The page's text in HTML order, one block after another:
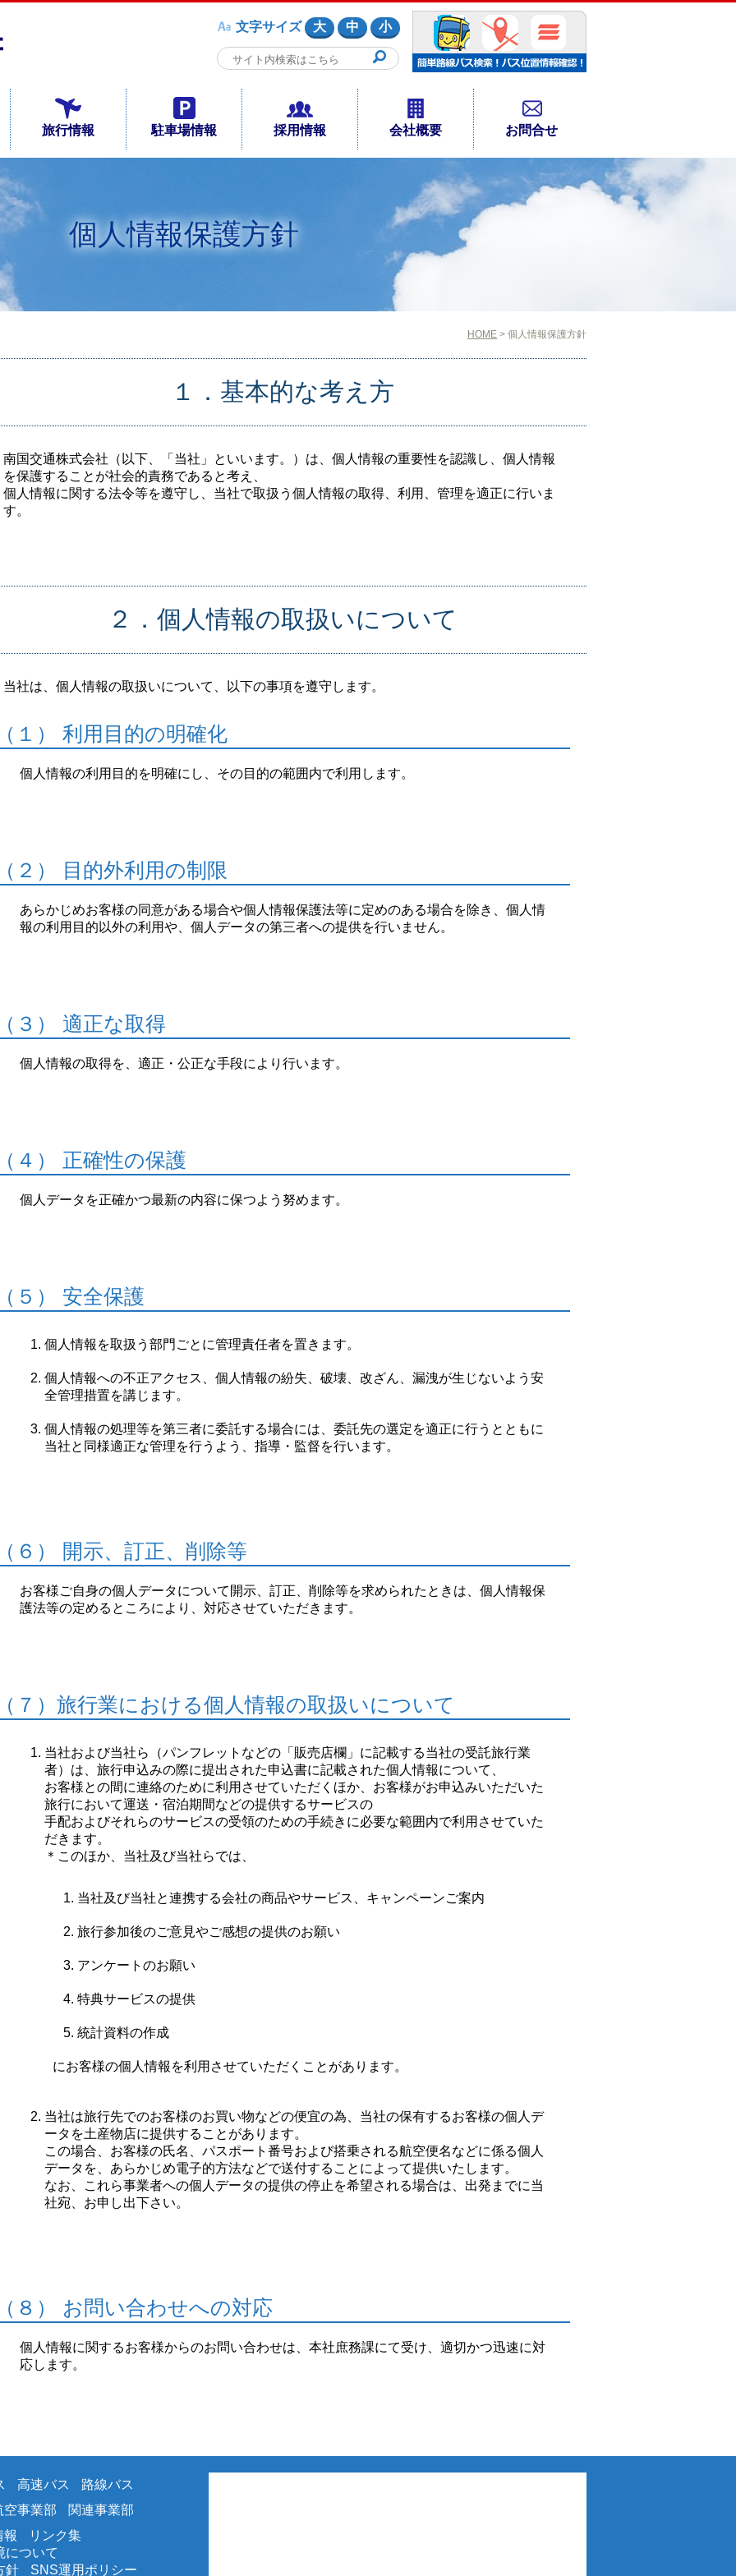
文字サイズ 大 中 小
旅行情報 駐車場情報 採用情報 会社概要 お問合せ
個人情報保護方針
HOME > 個人情報保護方針
１．基本的な考え方
南国交通株式会社（以下、「当社」といいます。）は、個人情報の重要性を認識し、個人情報
を保護することが社会的責務であると考え、
個人情報に関する法令等を遵守し、当社で取扱う個人情報の取得、利用、管理を適正に行いま
す。
２．個人情報の取扱いについて
当社は、個人情報の取扱いについて、以下の事項を遵守します。
１） 利用目的の明確化
個人情報の利用目的を明確にし、その目的の範囲内で利用します。
２） 目的外利用の制限
あらかじめお客様の同意がある場合や個人情報保護法等に定めのある場合を除き、個人情
報の利用目的以外の利用や、個人データの第三者への提供を行いません。
３） 適正な取得
個人情報の取得を、適正・公正な手段により行います。
４） 正確性の保護
個人データを正確かつ最新の内容に保つよう努めます。
５） 安全保護
個人情報を取扱う部門ごとに管理責任者を置きます。
個人情報への不正アクセス、個人情報の紛失、破壊、改ざん、漏洩が生じないよう安
全管理措置を講じます。
個人情報の処理等を第三者に委託する場合には、委託先の選定を適正に行うとともに
当社と同様適正な管理を行うよう、指導・監督を行います。
６） 開示、訂正、削除等
お客様ご自身の個人データについて開示、訂正、削除等を求められたときは、個人情報保
護法等の定めるところにより、対応させていただきます。
７）旅行業における個人情報の取扱いについて
当社および当社ら（パンフレットなどの「販売店欄」に記載する当社の受託旅行業
者）は、旅行申込みの際に提出された申込書に記載された個人情報について、
お客様との間に連絡のために利用させていただくほか、お客様がお申込みいただいた
旅行において運送・宿泊期間などの提供するサービスの
手配およびそれらのサービスの受領のための手続きに必要な範囲内で利用させていた
だきます。
＊このほか、当社及び当社らでは、
当社及び当社と連携する会社の商品やサービス、キャンペーンご案内
旅行参加後のご意見やご感想の提供のお願い
アンケートのお願い
特典サービスの提供
統計資料の作成
にお客様の個人情報を利用させていただくことがあります。
当社は旅行先でのお客様のお買い物などの便宜の為、当社の保有するお客様の個人デ
ータを土産物店に提供することがあります。
この場合、お客様の氏名、パスポート番号および搭乗される航空便名などに係る個人
データを、あらかじめ電子的方法などで送付することによって提供いたします。
なお、これら事業者への個人データの提供の停止を希望される場合は、出発までに当
社宛、お申し出下さい。
８） お問い合わせへの対応
個人情報に関するお客様からのお問い合わせは、本社庶務課にて受け、適切かつ迅速に対
応します。
高速バス
路線バス
空事業部
関連事業部
報
リンク集
について
針
SNS運用ポリシー